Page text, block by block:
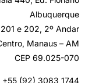
Albuquerque
201 e 202, 2º Andar
Manaus – AM
CEP 69.025-070
+55 (92) 3083 1744